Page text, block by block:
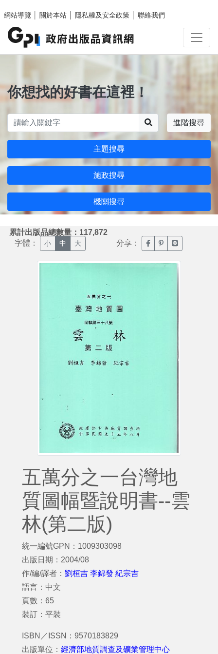
網站導覽
關於本站 隱私權及安全政策 聯絡我們
你想找的好書在這裡！
進階搜尋
主題搜尋
施政搜尋
機關搜尋
累計出版品總數量：117,872
字體： 小 中 大 分享： 臉書分享(另開新視窗)
噗浪分享(另開新
Line分享(另
五萬分之一台灣地
質圖幅暨說明書--雲
林(第二版)
統一編號GPN：1009303098
出版日期：2004/08
作/編/譯者： 劉桓吉 李錦發 紀宗吉
語言：中文
頁數：65
裝訂：平裝
ISBN／ISSN：9570183829
出版單位： 經濟部地質調查及礦業管理中心